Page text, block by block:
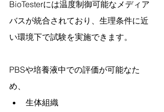
BioTesterには温度制御可能なメディア
バスが統合されており、生理条件に近
い環境下で試験を実施できます。
PBSや培養液中での評価が可能なた
め、
生体組織